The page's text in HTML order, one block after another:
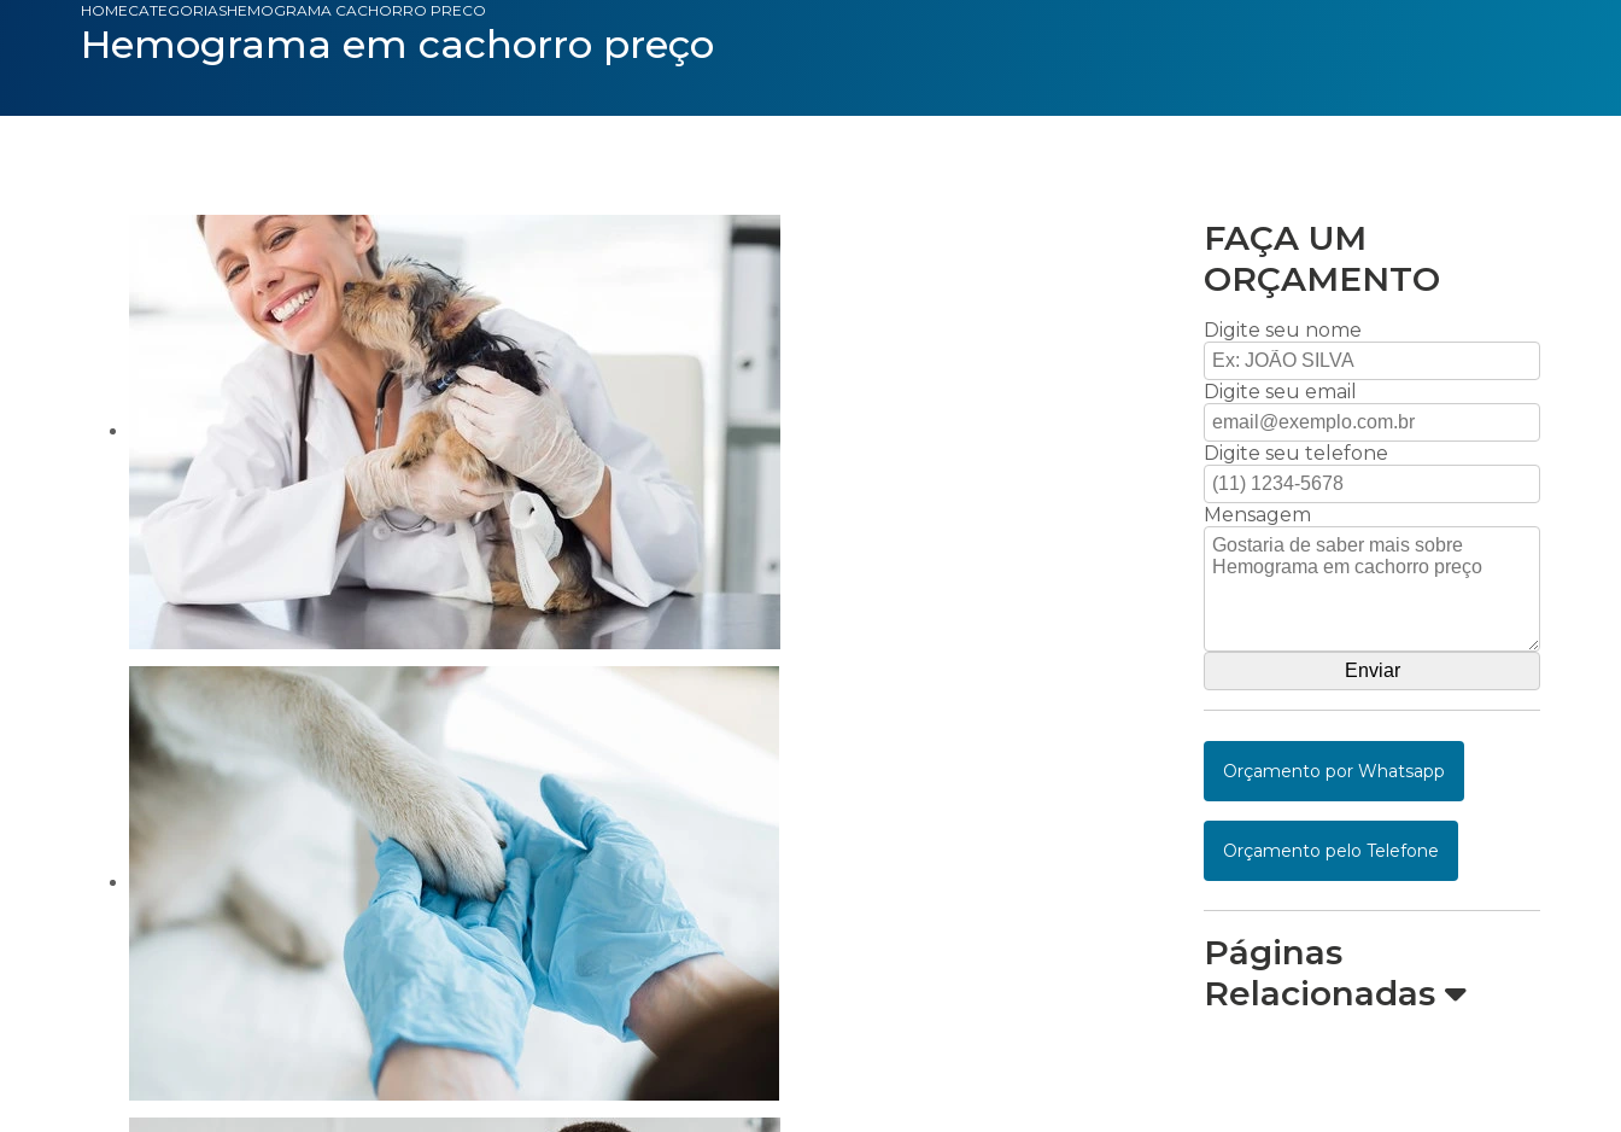
HOMECATEGORIASHEMOGRAMA CACHORRO PRECO
Hemograma em cachorro preço
FAÇA UM
ORÇAMENTO
Digite seu nome
Digite seu email
Digite seu telefone
Mensagem
Orçamento por Whatsapp
Orçamento pelo Telefone
Páginas
Relacionadas